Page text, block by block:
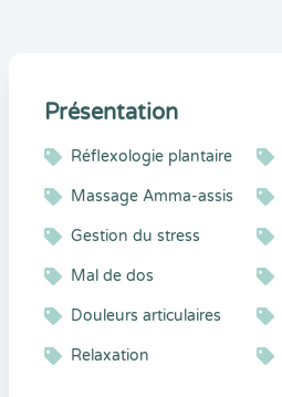
Présentation
Réflexologie plantaire
Massage Amma-assis
Gestion du stress
Mal de dos
Douleurs articulaires
Relaxation